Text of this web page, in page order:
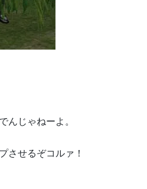
んじゃねーよ。
させるぞコルァ！